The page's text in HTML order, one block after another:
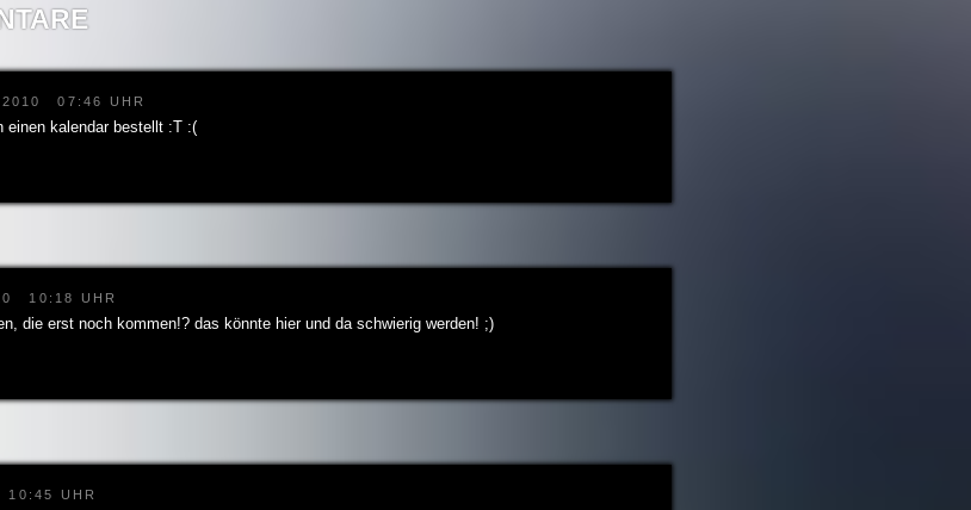
07:46 UHR
einen kalendar bestellt :T :(
10:18 UHR
die erst noch kommen!? das könnte hier und da schwierig werden! ;)
10:45 UHR